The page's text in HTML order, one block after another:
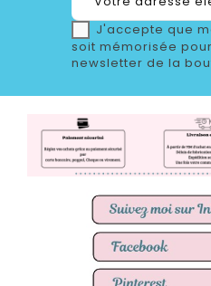
J'accepte que
soit mémorisée
newsletter de la